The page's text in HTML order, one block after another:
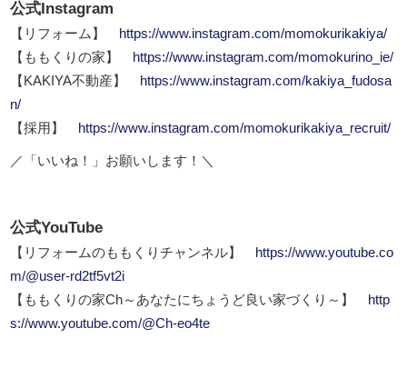
公式Instagram
【リフォーム】
https://www.instagram.com/momokurikakiya/
【ももくりの家】
https://www.instagram.com/momokurino_ie/
【KAKIYA不動産】
https://www.instagram.com/kakiya_fudosa
n/
【採用】
https://www.instagram.com/momokurikakiya_recruit/
／「いいね！」お願いします！＼
公式YouTube
【リフォームのももくりチャンネル】
https://www.youtube.co
m/@user-rd2tf5vt2i
【ももくりの家Ch～あなたにちょうど良い家づくり～】
http
s://www.youtube.com/@Ch-eo4te